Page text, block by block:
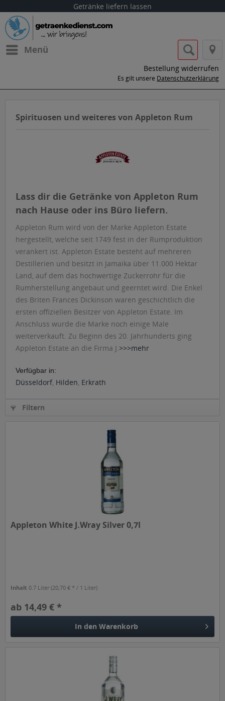
Getränke liefern lassen
Menü
Bestellung widerrufen
Es gilt unsere Datenschutzerklärung
Spirituosen und weiteres von Appleton Rum
Lass dir die Getränke von Appleton Rum
nach Hause oder ins Büro liefern.
Appleton Rum wird von der Marke Appleton Estate
hergestellt, welche seit 1749 fest in der Rumproduktion
verankert ist. Appleton Estate besteht auf mehreren
Destillerien und besitzt in Jamaika über 11.000 Hektar
Land, auf dem das hochwertige Zuckerrohr für die
Rumherstellung angebaut und geerntet wird. Die Enkel
des Briten Frances Dickinson waren geschichtlich die
ersten offiziellen Besitzer von Appleton Estate. Im
Anschluss wurde die Marke noch einige Male
weiterverkauft. Zu Beginn des 20. Jahrhunderts ging
Appleton Estate an die Firma J.>>>mehr
Verfügbar in:
Düsseldorf, Hilden, Erkrath
Filtern
Appleton White J.Wray Silver 0,7l
Inhalt0.7 Liter(20,70 € * / 1 Liter)
ab 14,49 € *
In den Warenkorb